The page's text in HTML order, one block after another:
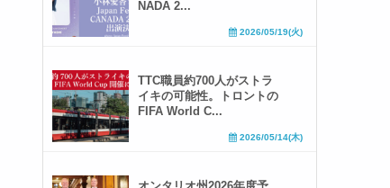
NADA 2...
2026/05/19(火)
TTC職員約700人がストラ
イキの可能性。トロントの
FIFA World C...
2026/05/14(木)